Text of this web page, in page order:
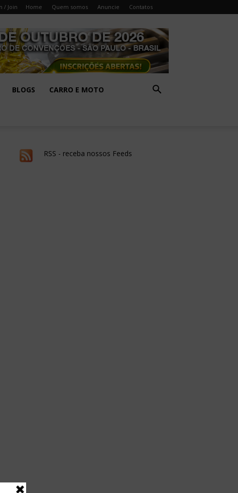
/ Join Home Quem somos Anuncie Contatos
BLOGS CARRO E MOTO
RSS - receba nossos Feeds